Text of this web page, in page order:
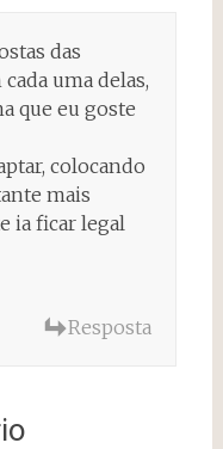
das
uma delas,
que eu goste
colocando
mais
ia ficar legal
Resposta